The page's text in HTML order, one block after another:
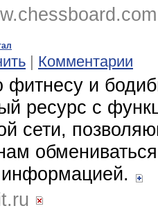
| Комментарии
фитнесу и
ресурс с
сети,